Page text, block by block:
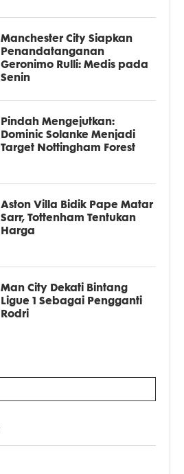
Manchester City Siapkan
Penandatanganan
Geronimo Rulli: Medis pada
Senin
Pindah Mengejutkan:
Dominic Solanke Menjadi
Target Nottingham Forest
Aston Villa Bidik Pape Matar
Sarr, Tottenham Tentukan
Harga
Man City Dekati Bintang
Ligue 1 Sebagai Pengganti
Rodri